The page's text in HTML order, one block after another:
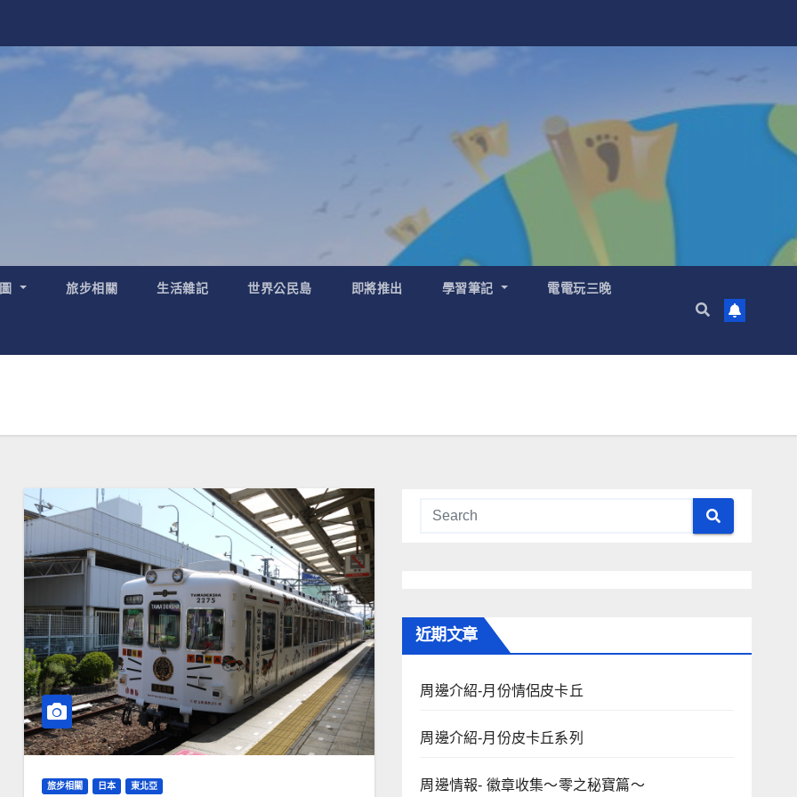
旅步相關 生活雜記 世界公民島 即將推出 學習筆記 電電玩三晚
旅步相關 日本 東北亞
近期文章
周邊介紹-月份情侶皮卡丘
周邊介紹-月份皮卡丘系列
周邊情報- 徽章收集～零之秘寶篇～